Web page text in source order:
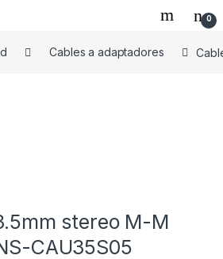
0
Cables a adaptadores
stereo M-M
CAU35S05